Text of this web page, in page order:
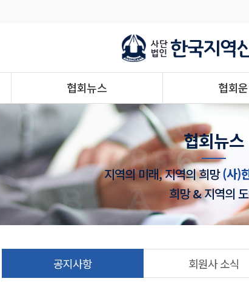
협회뉴스 협회
협회뉴스
지역의 미래, 지역의 희망(사)
희망 & 지역의
공지사항 회원사 소식